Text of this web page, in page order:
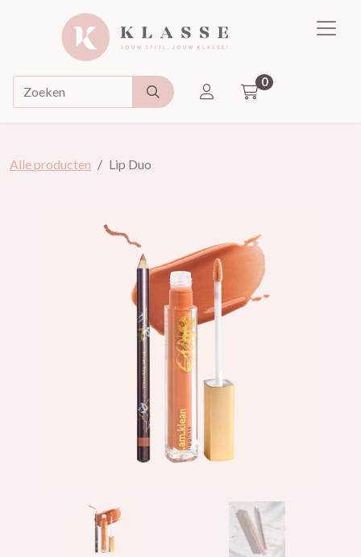
Klasse
Doorzoek de webshop
ACCOUNT
0
Alle producten Lip Duo